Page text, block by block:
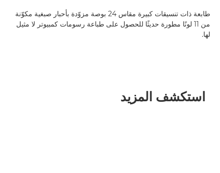
طابعة ذات تنسيقات كبيرة مقاس 24 بوصة مزوّدة بأحبار صبغية مكوّنة
من 11 لونًا مطورة حديثًا للحصول على طباعة رسومات كمبيوتر لا مثيل
لها.
استكشف المزيد